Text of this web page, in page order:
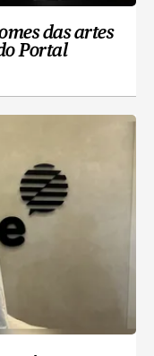
das artes
Portal